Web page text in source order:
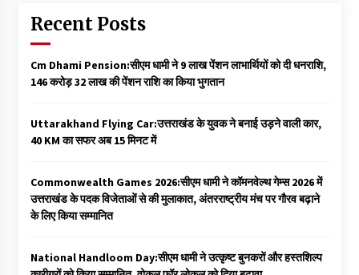
Recent Posts
Cm Dhami Pension:सीएम धामी ने 9 लाख पेंशन लाभार्थियों को दी धनराशि, ₹
146 करोड़ 32 लाख की पेंशन राशि का किया भुगतान
Uttarakhand Flying Car:उत्तराखंड के युवक ने बनाई उड़ने वाली कार,
40 KM का सफर अब 15 मिनट में
Commonwealth Games 2026:सीएम धामी ने कॉमनवेल्थ गेम्स 2026 में
उत्तराखंड के पदक विजेताओं से की मुलाकात, अंतरराष्ट्रीय मंच पर गौरव बढ़ाने
के लिए किया सम्मानित
National Handloom Day:सीएम धामी ने उत्कृष्ट बुनकरों और हस्तशिल्प